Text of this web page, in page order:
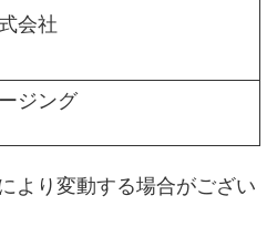
会社
ジング
より変動する場合がござい